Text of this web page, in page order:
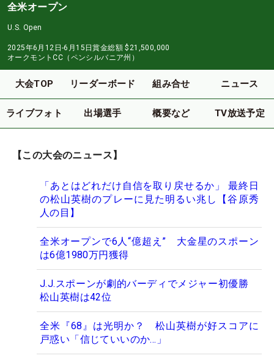
全米オープン
U.S. Open
2025年6月12日-6月15日賞金総額 $21,500,000
オークモントCC（ペンシルバニア州）
大会TOP リーダーボード 組み合せ ニュース
ライブフォト 出場選手 概要など TV放送予定
【この大会のニュース】
「あとはどれだけ自信を取り戻せるか」 最終日
の松山英樹のプレーに見た明るい兆し【谷原秀
人の目】
全米オープンで6人“億超え” 大金星のスポーン
は6億1980万円獲得
J.J.スポーンが劇的バーディでメジャー初優勝
松山英樹は42位
全米『68』は光明か？ 松山英樹が好スコアに
戸惑い「信じていいのか…」